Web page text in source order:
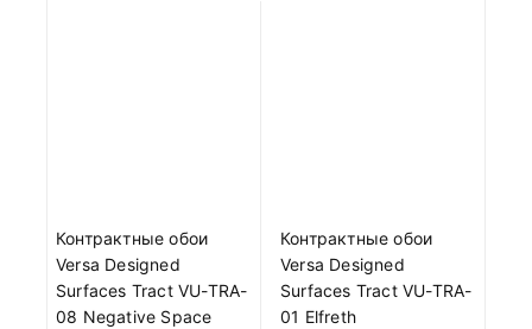
Контрактные обои
Versa Designed
Surfaces Tract VU-TRA-
08 Negative Space
Контрактные обои
Versa Designed
Surfaces Tract VU-TRA-
01 Elfreth